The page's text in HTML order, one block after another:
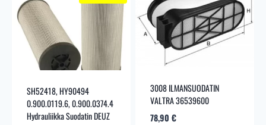
SH52418, HY90494
0.900.0119.6, 0.900.0374.4
Hydrauliikka Suodatin DEUZ
3008 ILMANSUODATIN
VALTRA 36539600
78,90 €